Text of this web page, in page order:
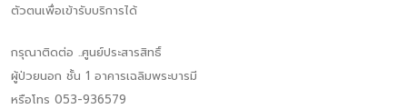
ตัวตนเพื่อเข้ารับบริการได้
กรุณาติดต่อ ..ศูนย์ประสารสิทธิ์
ผู้ป่วยนอก ชั้น 1 อาคารเฉลิมพระบารมี
หรือโทร 053-936579